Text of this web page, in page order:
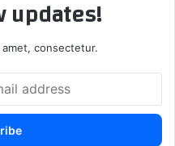
updates!
consectetur.